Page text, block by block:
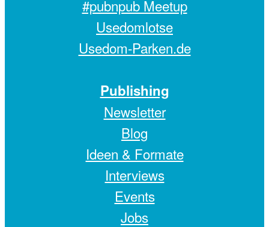
#pubnpub Meetup
Usedomlotse
Usedom-Parken.de
Publishing
Newsletter
Blog
Ideen & Formate
Interviews
Events
Jobs